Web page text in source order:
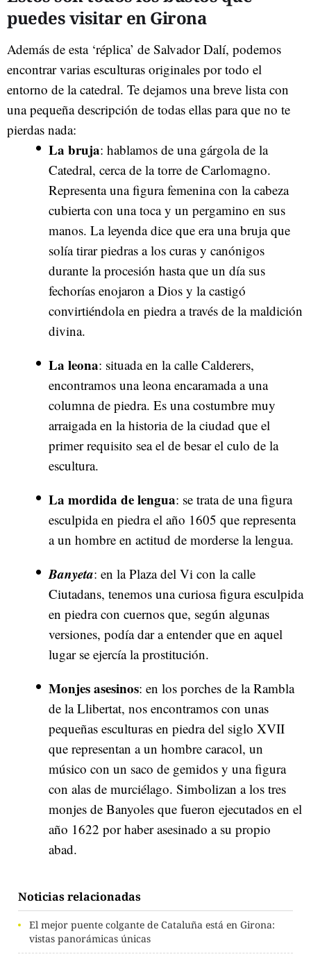
puedes visitar en Girona
Además de esta ‘réplica’ de Salvador Dalí, podemos
encontrar varias esculturas originales por todo el
entorno de la catedral. Te dejamos una breve lista con
una pequeña descripción de todas ellas para que no te
pierdas nada:
La bruja: hablamos de una gárgola de la
Catedral, cerca de la torre de Carlomagno.
Representa una figura femenina con la cabeza
cubierta con una toca y un pergamino en sus
manos. La leyenda dice que era una bruja que
solía tirar piedras a los curas y canónigos
durante la procesión hasta que un día sus
fechorías enojaron a Dios y la castigó
convirtiéndola en piedra a través de la maldición
divina.
La leona: situada en la calle Calderers,
encontramos una leona encaramada a una
columna de piedra. Es una costumbre muy
arraigada en la historia de la ciudad que el
primer requisito sea el de besar el culo de la
escultura.
La mordida de lengua: se trata de una figura
esculpida en piedra el año 1605 que representa
a un hombre en actitud de morderse la lengua.
Banyeta: en la Plaza del Vi con la calle
Ciutadans, tenemos una curiosa figura esculpida
en piedra con cuernos que, según algunas
versiones, podía dar a entender que en aquel
lugar se ejercía la prostitución.
Monjes asesinos: en los porches de la Rambla
de la Llibertat, nos encontramos con unas
pequeñas esculturas en piedra del siglo XVII
que representan a un hombre caracol, un
músico con un saco de gemidos y una figura
con alas de murciélago. Simbolizan a los tres
monjes de Banyoles que fueron ejecutados en el
año 1622 por haber asesinado a su propio
abad.
Noticias relacionadas
El mejor puente colgante de Cataluña está en Girona:
vistas panorámicas únicas